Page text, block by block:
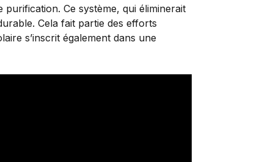
Ce système, qui éliminerait
Cela fait partie des efforts
s’inscrit également dans une